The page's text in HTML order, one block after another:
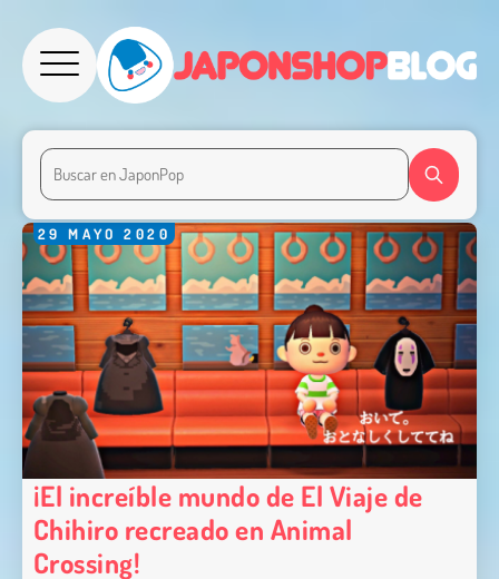
29 MAYO 2020
¡El increíble mundo de El Viaje de
Chihiro recreado en Animal
Crossing!